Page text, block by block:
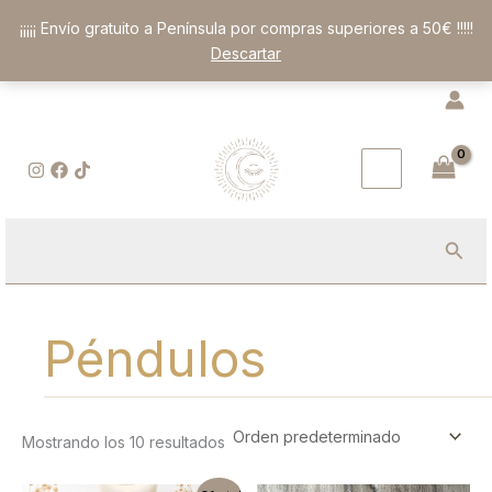
¡¡¡¡¡ Envío gratuito a Península por compras superiores a 50€ !!!!!
Descartar
Péndulos
Mostrando los 10 resultados